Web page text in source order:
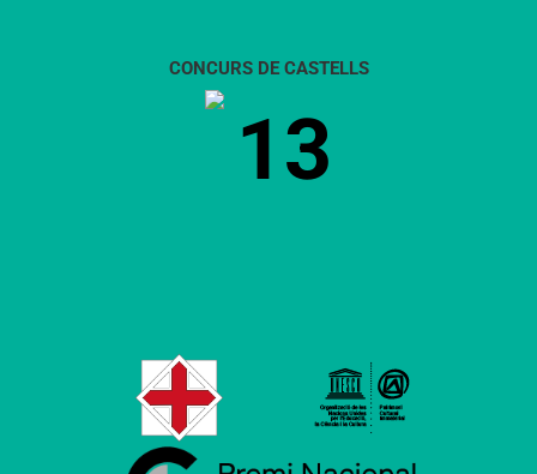
CONCURS DE CASTELLS
13